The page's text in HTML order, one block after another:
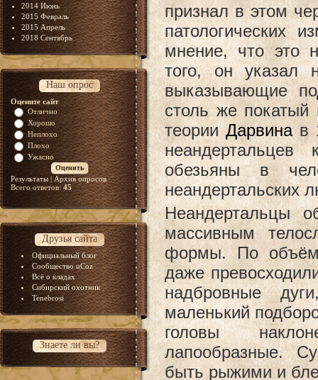
2014 Июнь
2015 Февраль
2015 Апрель
2018 Сентябрь
Наш опрос
Оцените сайт
Отлично
Хорошо
Неплохо
Плохо
Ужасно
Результаты| Архив опросов
Всего ответов:45
Друзья сайта
Официальный блог
Сообщество uCoz
Всё о кладах
Сибирский охотник
Tenebrosi
Знаете ли вы?
признал в этом
патологических
мнение, что это
того, он указал
выказывающие
столь же
теорииДарвинав
неандертальцев
обезьяны в
неандертальских
Неандертальцы
массивным
формы. По
даже
надбровные
маленький
головы
лапообразные.
быть рыжими и